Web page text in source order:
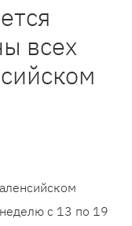
всех
с 13 по 19